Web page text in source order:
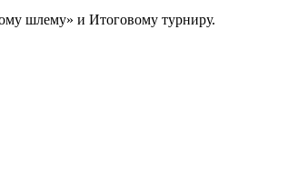
шлему» и Итоговому турниру.